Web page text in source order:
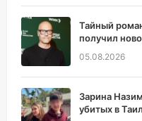
Тайный
получил
05.08.2026
Зарина
убитых в